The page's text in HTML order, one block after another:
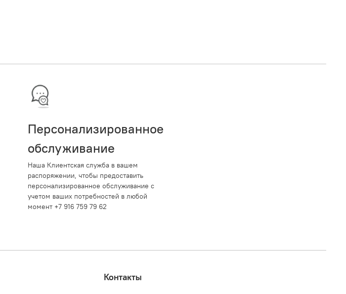
Персонализированное
обслуживание
Наша Клиентская служба в вашем
распоряжении, чтобы предоставить
персонализированное обслуживание с
учетом ваших потребностей в любой
момент +7 916 759 79 62
Контакты